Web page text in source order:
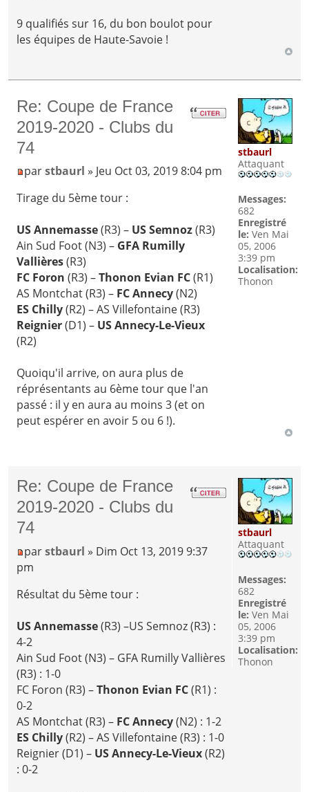
9 qualifiés sur 16, du bon boulot pour
les équipes de Haute-Savoie !
Re: Coupe de France
2019-2020 - Clubs du
74
parstbaurl » Jeu Oct 03, 2019 8:04 pm
Tirage du 5ème tour :
US Annemasse(R3) – US Semnoz(R3)
Ain Sud Foot (N3) – GFA Rumilly
Vallières(R3)
FC Foron (R3) –Thonon Evian FC(R1)
AS Montchat (R3) – FC Annecy(N2)
ES Chilly(R2) – AS Villefontaine (R3)
Reignier(D1) – US Annecy-Le-Vieux
(R2)
Quoiqu'il arrive, on aura plus de
réprésentants au 6ème tour que l'an
passé : il y en aura au moins 3 (et on
peut espérer en avoir 5 ou 6 !).
stbaurl
Attaquant
Messages:
682
Enregistré
le: Ven Mai
05, 2006
3:39 pm
Localisation:
Thonon
Re: Coupe de France
2019-2020 - Clubs du
74
parstbaurl » Dim Oct 13, 2019 9:37
pm
Résultat du 5ème tour :
US Annemasse(R3) –US Semnoz (R3) :
4-2
Ain Sud Foot (N3) – GFA Rumilly Vallières
(R3) : 1-0
FC Foron (R3) –Thonon Evian FC(R1) :
0-2
AS Montchat (R3) – FC Annecy(N2) : 1-2
ES Chilly(R2) – AS Villefontaine (R3) : 1-0
Reignier (D1) – US Annecy-Le-Vieux(R2)
: 0-2
stbaurl
Attaquant
Messages:
682
Enregistré
le: Ven Mai
05, 2006
3:39 pm
Localisation:
Thonon